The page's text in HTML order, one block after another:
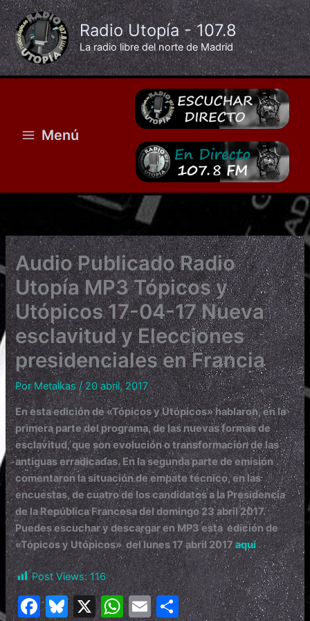
Ir
al
contenido
Radio Utopía - 107.8
La radio libre del norte de Madrid
Menú
Audio Publicado Radio
Utopía MP3 Tópicos y
Utópicos 17-04-17 Nueva
esclavitud y Elecciones
presidenciales en Francia
Por Metalkas/20 abril, 2017
En esta edición de «Tópicos y Utópicos» hablaron, en la
primera parte del programa, de las nuevas formas de
esclavitud, que son evolución o transformación de las
antiguas erradicadas. En la segunda parte de emisión
comentaron la situación de empate técnico, en las
encuestas, de cuatro de los candidatos a la Presidencia
de la República Francesa del domingo 23 abril 2017.
Puedes escuchar y descargar en MP3 esta edición de
«Tópicos y Utópicos» del lunes 17 abril 2017aquí
Post Views: 116
F Bl X W E C